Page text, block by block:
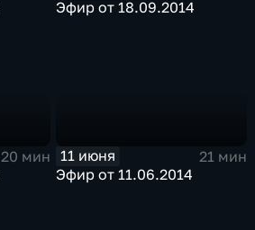
Эфир от 18.09.2014
20 мин
11 июня
21 мин
Эфир от 11.06.2014